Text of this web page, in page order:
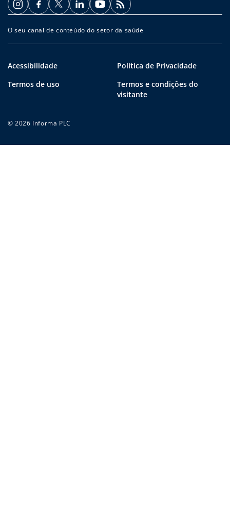
O seu canal de conteúdo do setor da saúde
Acessibilidade
Política de Privacidade
Termos de uso
Termos e condições do
visitante
© 2026 Informa PLC